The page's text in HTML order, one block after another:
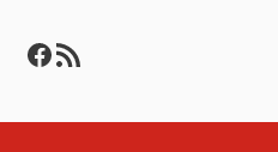
https://www.facebook.com/LausanneUSL/ https://lausanne-usl.ch/feed/